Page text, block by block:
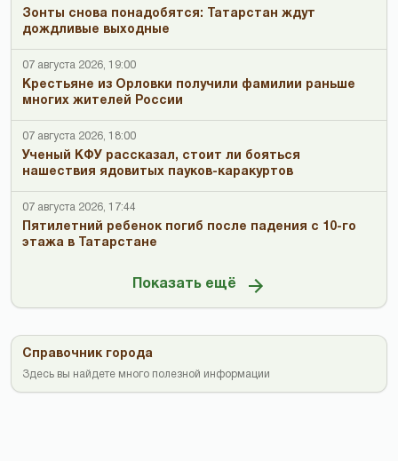
Зонты снова понадобятся: Татарстан ждут
дождливые выходные
07 августа 2026, 19:00
Крестьяне из Орловки получили фамилии раньше
многих жителей России
07 августа 2026, 18:00
Ученый КФУ рассказал, стоит ли бояться
нашествия ядовитых пауков-каракуртов
07 августа 2026, 17:44
Пятилетний ребенок погиб после падения с 10-го
этажа в Татарстане
Показать ещё
Справочник города
Здесь вы найдете много полезной информации